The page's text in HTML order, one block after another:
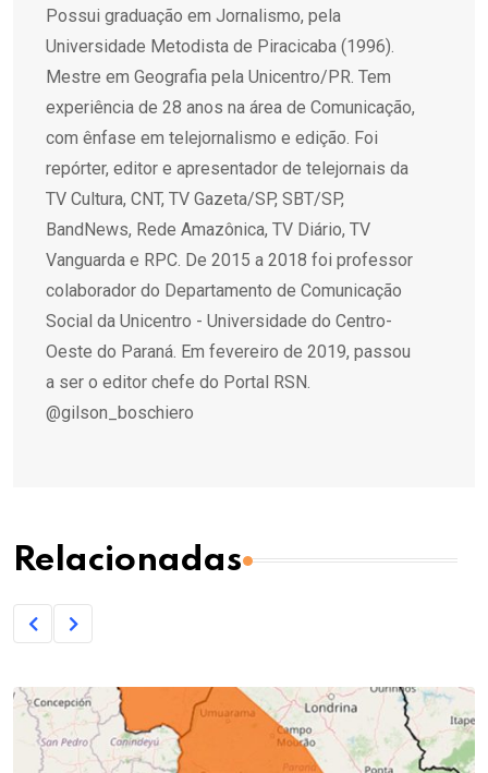
Possui graduação em Jornalismo, pela
Universidade Metodista de Piracicaba (1996).
Mestre em Geografia pela Unicentro/PR. Tem
experiência de 28 anos na área de Comunicação,
com ênfase em telejornalismo e edição. Foi
repórter, editor e apresentador de telejornais da
TV Cultura, CNT, TV Gazeta/SP, SBT/SP,
BandNews, Rede Amazônica, TV Diário, TV
Vanguarda e RPC. De 2015 a 2018 foi professor
colaborador do Departamento de Comunicação
Social da Unicentro - Universidade do Centro-
Oeste do Paraná. Em fevereiro de 2019, passou
a ser o editor chefe do Portal RSN.
@gilson_boschiero
Relacionadas